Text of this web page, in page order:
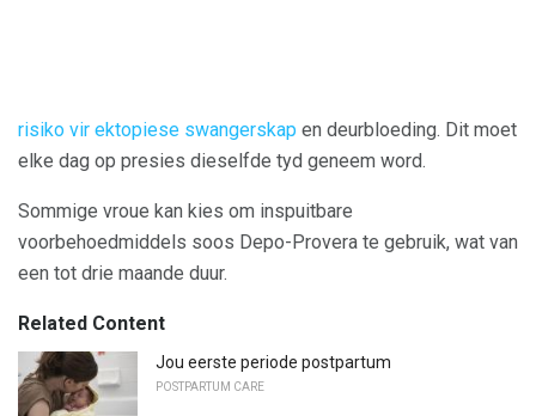
risiko vir ektopiese swangerskap en deurbloeding. Dit moet
elke dag op presies dieselfde tyd geneem word.
Sommige vroue kan kies om inspuitbare
voorbehoedmiddels soos Depo-Provera te gebruik, wat van
een tot drie maande duur.
Related Content
Jou eerste periode postpartum
POSTPARTUM CARE